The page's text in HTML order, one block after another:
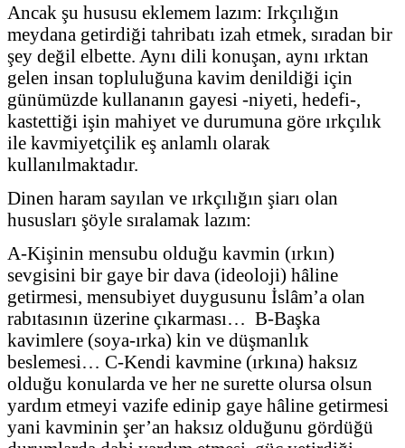
Ancak şu hususu eklemem lazım: Irkçılığın
meydana getirdiği tahribatı izah etmek, sıradan bir
şey değil elbette. Aynı dili konuşan, aynı ırktan
gelen insan topluluğuna kavim denildiği için
günümüzde kullananın gayesi -niyeti, hedefi-,
kastettiği işin mahiyet ve durumuna göre ırkçılık
ile kavmiyetçilik eş anlamlı olarak
kullanılmaktadır.
Dinen haram sayılan ve ırkçılığın şiarı olan
hususları şöyle sıralamak lazım:
A-Kişinin mensubu olduğu kavmin (ırkın)
sevgisini bir gaye bir dava (ideoloji) hâline
getirmesi, mensubiyet duygusunu İslâm’a olan
rabıtasının üzerine çıkarması… B-Başka
kavimlere (soya-ırka) kin ve düşmanlık
beslemesi… C-Kendi kavmine (ırkına) haksız
olduğu konularda ve her ne surette olursa olsun
yardım etmeyi vazife edinip gaye hâline getirmesi
yani kavminin şer’an haksız olduğunu gördüğü